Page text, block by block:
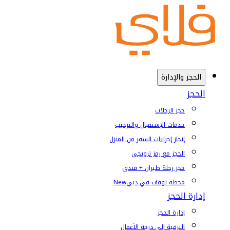
الحجز والإدارة
الحجز
حجز الرحلات
خدمات الإستقبال والترحيب
إنجاز إجراءات السفر من المنزل
الحجز مع رمز ترويجي
حجز رحلة طيران + فندق
محطة توقف في دبيNew
إدارة الحجز
إدارة الحجز
الترقية إلى درجة الأعمال